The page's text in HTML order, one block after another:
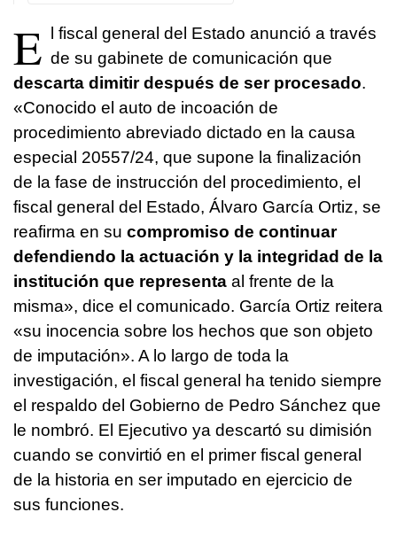
E
l fiscal general del Estado anunció a través
de su gabinete de comunicación que
descarta dimitir después de ser procesado.
«Conocido el auto de incoación de
procedimiento abreviado dictado en la causa
especial 20557/24, que supone la finalización
de la fase de instrucción del procedimiento, el
fiscal general del Estado, Álvaro García Ortiz, se
reafirma en su compromiso de continuar
defendiendo la actuación y la integridad de la
institución que representa al frente de la
misma», dice el comunicado. García Ortiz reitera
«su inocencia sobre los hechos que son objeto
de imputación». A lo largo de toda la
investigación, el fiscal general ha tenido siempre
el respaldo del Gobierno de Pedro Sánchez que
le nombró. El Ejecutivo ya descartó su dimisión
cuando se convirtió en el primer fiscal general
de la historia en ser imputado en ejercicio de
sus funciones.